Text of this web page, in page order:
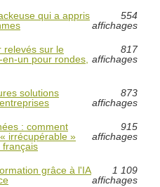
qui a appris
554
affichages
relevés sur le
un pour rondes,
817
affichages
solutions
873
affichages
: comment
irrécupérable »
français
915
affichages
grâce à l'IA
1 109
affichages